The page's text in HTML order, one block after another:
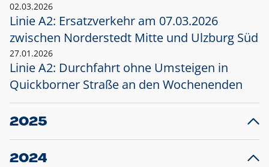
02.03.2026
Linie A2: Ersatzverkehr am 07.03.2026
zwischen Norderstedt Mitte und Ulzburg Süd
27.01.2026
Linie A2: Durchfahrt ohne Umsteigen in
Quickborner Straße an den Wochenenden
2025
23.12.2025
Projekt S5: Start der Bauarbeiten am
2024